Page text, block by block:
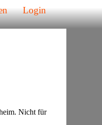
Login
Nicht für